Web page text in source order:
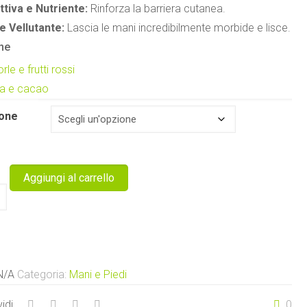
e Nutriente: Rinforza la barriera cutanea.
Vellutante: Lascia le mani incredibilmente morbide e lisce.
e frutti rossi
e cacao
Aggiungi al carrello
A Categoria: Mani e Piedi